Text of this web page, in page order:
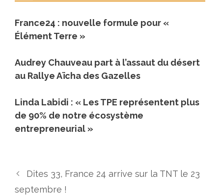
France24 : nouvelle formule pour «
Élément Terre »
Audrey Chauveau part à l’assaut du désert
au Rallye Aïcha des Gazelles
Linda Labidi : « Les TPE représentent plus
de 90% de notre écosystème
entrepreneurial »
Dites 33, France 24 arrive sur la TNT le 23
septembre !